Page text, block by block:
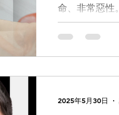
命、非常惡性
若罹患小細胞
胞也跟抽菸高
的治療上完全
方法？ 何建
2025年5月30日